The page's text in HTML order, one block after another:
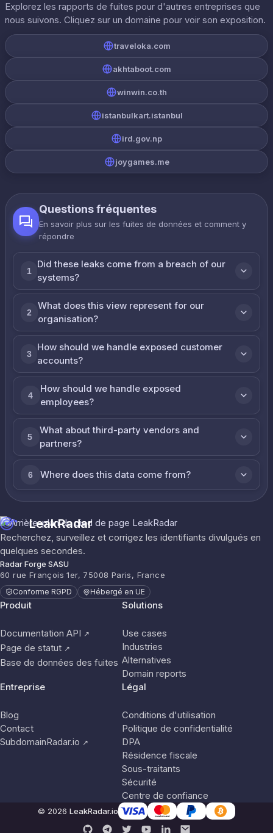
Explorez les rapports de fuites pour d'autres entreprises que
nous suivons. Cliquez sur un domaine pour voir son exposition.
traveloka.com
akhtaboot.com
winwin.co.th
istanbulkart.istanbul
ird.gov.np
joygames.me
Questions fréquentes
En savoir plus sur les fuites de données et comment y
répondre
1
Did these leaks come from a breach of our
systems?
2
What does this view represent for our
organisation?
3
How should we handle exposed customer
accounts?
4
How should we handle exposed
employees?
5
What about third-party vendors and
partners?
6 Where does this data come from?
LeakRadar
Recherchez, surveillez et corrigez les identifiants divulgués en
quelques secondes.
Radar Forge SASU
60 rue François 1er, 75008 Paris, France
Conforme RGPD Hébergé en UE
Produit
Documentation API ↗
Page de statut ↗
Base de données des fuites
Solutions
Use cases
Industries
Alternatives
Domain reports
Entreprise
Blog
Contact
SubdomainRadar.io ↗
Légal
Conditions d'utilisation
Politique de confidentialité
DPA
Résidence fiscale
Sous-traitants
Sécurité
Centre de confiance
© 2026 LeakRadar.io